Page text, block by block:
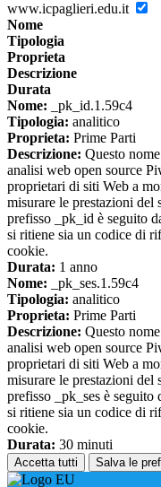
www.icpaglieri.edu.it
Nome
Tipologia
Proprieta
Descrizione
Durata
Nome: _pk_id.1.59c4
Tipologia: analitico
Proprieta: Prime Parti
Descrizione: Questo
analisi web open source
proprietari di siti Web a
misurare le prestazioni
prefisso _pk_id è seguito
si ritiene sia un codice di
cookie.
Durata: 1 anno
Nome: _pk_ses.1.59c4
Tipologia: analitico
Proprieta: Prime Parti
Descrizione: Questo
analisi web open source
proprietari di siti Web a
misurare le prestazioni
prefisso _pk_ses è seguito
si ritiene sia un codice di
cookie.
Durata: 30 minuti
Accetta tutti Salva le